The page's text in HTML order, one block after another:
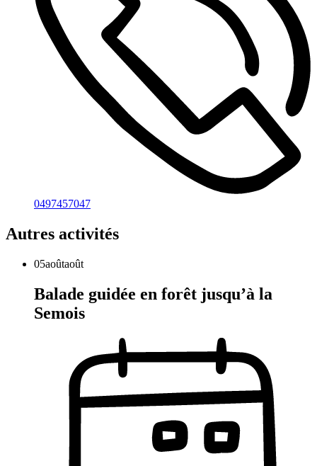
0497457047
Autres activités
05aoûtaoût
Balade guidée en forêt jusqu’à la
Semois